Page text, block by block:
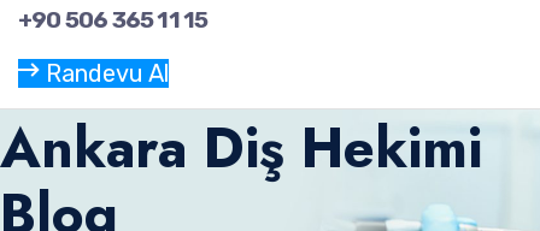
+90 506 365 11 15
Randevu Al
Ankara Diş Hekimi
Blog